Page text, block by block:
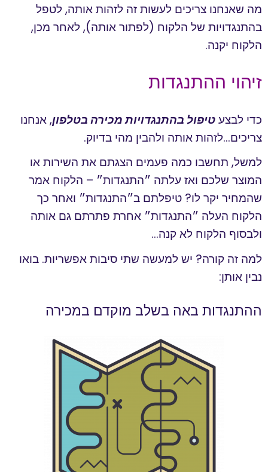
מה שאנחנו צריכים לעשות זה לזהות אותה, לטפל
בהתנגדויות של הלקוח (לפתור אותה), לאחר מכן,
הלקוח יקנה.
זיהוי ההתנגדות
כדי לבצעטיפול בהתנגדויות מכירה בטלפון, אנחנו
צריכים…לזהות אותה ולהבין מהי בדיוק.
למשל, תחשבו כמה פעמים הצגתם את השירות או
המוצר שלכם ואז עלתה ״התנגדות״ – הלקוח אמר
שהמחיר יקר לו? טיפלתם ב״התנגדות״ ואחר כך
הלקוח העלה ״התנגדות״ אחרת פתרתם גם אותה
ולבסוף הלקוח לא קנה…
למה זה קורה? יש למעשה שתי סיבות אפשריות. בואו
נבין אותן:
ההתנגדות באה בשלב מוקדם במכירה